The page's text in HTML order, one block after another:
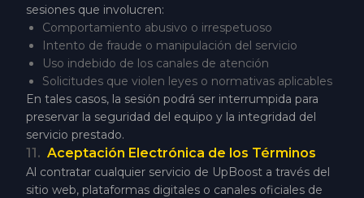
sesiones que involucren:
Comportamiento abusivo o irrespetuoso
Intento de fraude o manipulación del servicio
Uso indebido de los canales de atención
Solicitudes que violen leyes o normativas aplicables
En tales casos, la sesión podrá ser interrumpida para
preservar la seguridad del equipo y la integridad del
servicio prestado.
11. Aceptación Electrónica de los Términos
Al contratar cualquier servicio de UpBoost a través del
sitio web, plataformas digitales o canales oficiales de